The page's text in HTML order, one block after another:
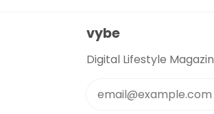
vybe
Digital Lifestyle Magazin